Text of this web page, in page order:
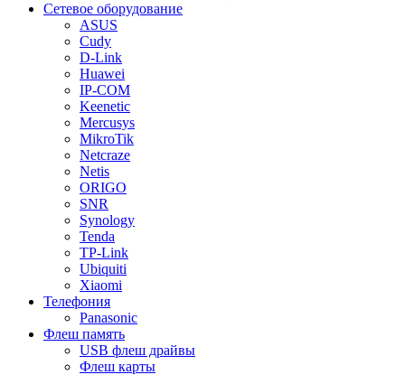
Сетевое оборудование
ASUS
Cudy
D-Link
Huawei
IP-COM
Keenetic
Mercusys
MikroTik
Netcraze
Netis
ORIGO
SNR
Synology
Tenda
TP-Link
Ubiquiti
Xiaomi
Телефония
Panasonic
Флеш память
USB флеш драйвы
Флеш карты